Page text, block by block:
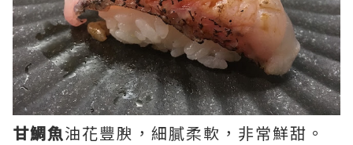
甘鯛魚油花豐腴，細膩柔軟，非常鮮甜。